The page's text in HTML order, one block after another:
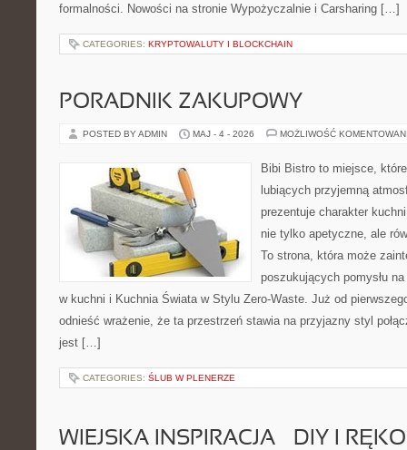
formalności. Nowości na stronie Wypożyczalnie i Carsharing […]
CATEGORIES: KRYPTOWALUTY I BLOCKCHAIN
PORADNIK ZAKUPOWY
POSTED BY ADMIN MAJ - 4 - 2026 MOŻLIWOŚĆ
Bibi Bistro to miejsce,
lubiących przyjemną
prezentuje charakter
nie tylko apetyczne, ale
To strona, która może
poszukujących pomysłu
w kuchni i Kuchnia Świata w Stylu Zero-Waste. Już od
odnieść wrażenie, że ta przestrzeń stawia na przyjazny styl
jest […]
CATEGORIES: ŚLUB W PLENERZE
WIEJSKA INSPIRACJA – DIY I